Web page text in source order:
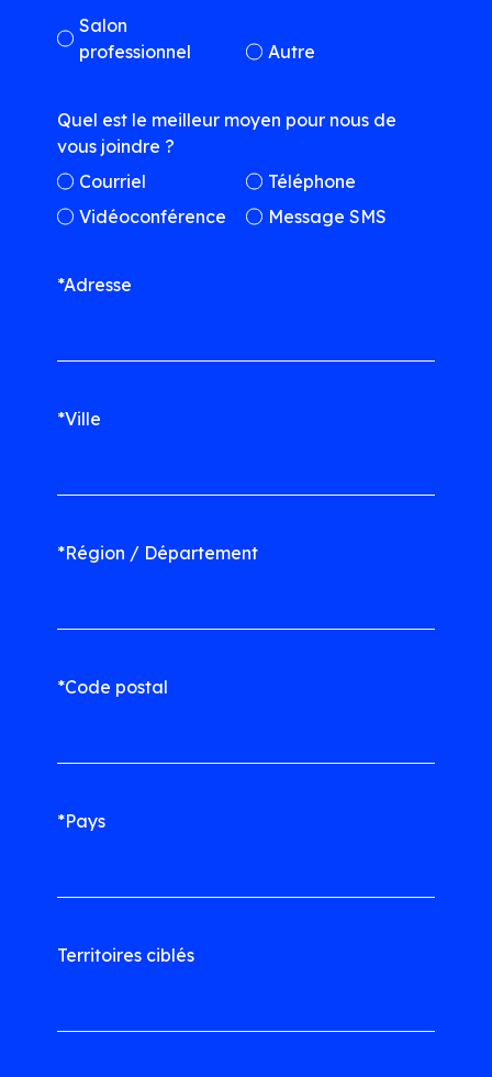
Salon
professionnel
Autre
Quel est le meilleur moyen pour nous de
vous joindre ?
Courriel
Téléphone
Vidéoconférence
Message SMS
*Adresse
*Ville
*Région / Département
*Code postal
*Pays
Territoires ciblés